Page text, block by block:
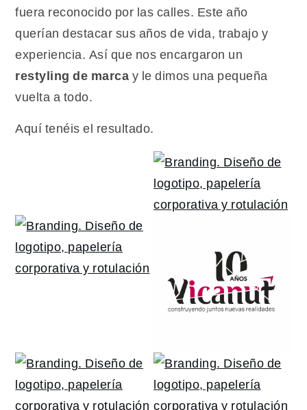
fuera reconocido por las calles. Este año
querían destacar sus años de vida, trabajo y
experiencia. Así que nos encargaron un
restyling de marca y le dimos una pequeña
vuelta a todo.
Aquí tenéis el resultado.